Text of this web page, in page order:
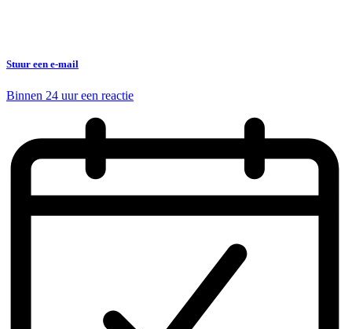
Stuur een e-mail
Binnen 24 uur een reactie